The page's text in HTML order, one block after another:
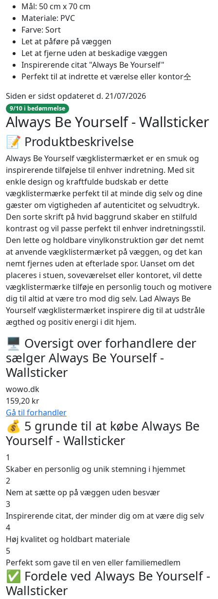
Mål: 50 cm x 70 cm
Materiale: PVC
Farve: Sort
Let at påføre på væggen
Let at fjerne uden at beskadige væggen
Inspirerende citat "Always Be Yourself"
Perfekt til at indrette et værelse eller kontor仝
Siden er sidst opdateret d. 21/07/2026
9/10 i bedømmelse
Always Be Yourself - Wallsticker
📝 Produktbeskrivelse
Always Be Yourself vægklistermærket er en smuk og
inspirerende tilføjelse til enhver indretning. Med sit
enkle design og kraftfulde budskab er dette
vægklistermærke perfekt til at minde dig selv og dine
gæster om vigtigheden af autenticitet og selvudtryk.
Den sorte skrift på hvid baggrund skaber en stilfuld
kontrast og vil passe perfekt til enhver indretningsstil.
Den lette og holdbare vinylkonstruktion gør det nemt
at anvende vægklistermærket på væggen, og det kan
nemt fjernes uden at efterlade spor. Uanset om det
placeres i stuen, soveværelset eller kontoret, vil dette
vægklistermærke tilføje en personlig touch og motivere
dig til altid at være tro mod dig selv. Lad Always Be
Yourself vægklistermærket inspirere dig til at udstråle
ægthed og positiv energi i dit hjem.
🖥 Oversigt over forhandlere der
sælger Always Be Yourself -
Wallsticker
wowo.dk
159,20 kr
Gå til forhandler
💰 5 grunde til at købe Always Be
Yourself - Wallsticker
1
Skaber en personlig og unik stemning i hjemmet
2
Nem at sætte op på væggen uden besvær
3
Inspirerende citat, der minder dig om at være dig selv
4
Høj kvalitet og holdbart materiale
5
Perfekt som gave til en ven eller familiemedlem
✅ Fordele ved Always Be Yourself -
Wallsticker